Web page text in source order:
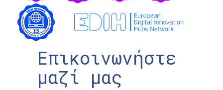
Επικοινωνήστε
μαζί μας